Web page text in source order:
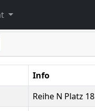
Info
Reihe N Platz 18